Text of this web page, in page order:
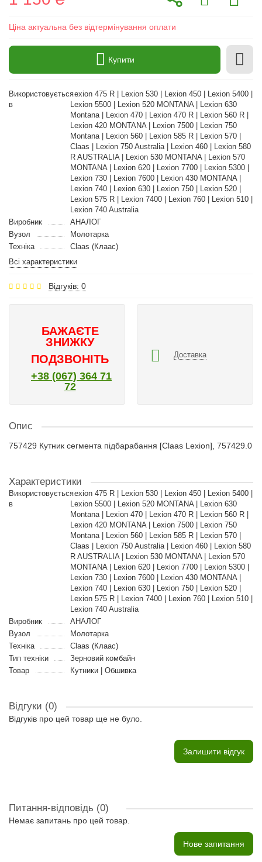
Ціна актуальна без відтермінування оплати
Купити
Використовується
в
Lexion 475 R | Lexion 530 | Lexion 450 | Lexion 5400 |
Lexion 5500 | Lexion 520 MONTANA | Lexion 630
Montana | Lexion 470 | Lexion 470 R | Lexion 560 R |
Lexion 420 MONTANA | Lexion 7500 | Lexion 750
Montana | Lexion 560 | Lexion 585 R | Lexion 570 |
Claas | Lexion 750 Australia | Lexion 460 | Lexion 580
R AUSTRALIA | Lexion 530 MONTANA | Lexion 570
MONTANA | Lexion 620 | Lexion 7700 | Lexion 5300 |
Lexion 730 | Lexion 7600 | Lexion 430 MONTANA |
Lexion 740 | Lexion 630 | Lexion 750 | Lexion 520 |
Lexion 575 R | Lexion 7400 | Lexion 760 | Lexion 510 |
Lexion 740 Australia
Виробник
АНАЛОГ
Вузол
Молотарка
Техніка
Claas (Клаас)
Всі характеристики
Відгуків: 0
БАЖАЄТЕ
ЗНИЖКУ
ПОДЗВОНІТЬ
+38 (067) 364 71
72
Доставка
Опис
757429 Кутник сегмента підбарабання [Claas Lexion], 757429.0
Характеристики
Використовується
в
Lexion 475 R | Lexion 530 | Lexion 450 | Lexion 5400 |
Lexion 5500 | Lexion 520 MONTANA | Lexion 630
Montana | Lexion 470 | Lexion 470 R | Lexion 560 R |
Lexion 420 MONTANA | Lexion 7500 | Lexion 750
Montana | Lexion 560 | Lexion 585 R | Lexion 570 |
Claas | Lexion 750 Australia | Lexion 460 | Lexion 580
R AUSTRALIA | Lexion 530 MONTANA | Lexion 570
MONTANA | Lexion 620 | Lexion 7700 | Lexion 5300 |
Lexion 730 | Lexion 7600 | Lexion 430 MONTANA |
Lexion 740 | Lexion 630 | Lexion 750 | Lexion 520 |
Lexion 575 R | Lexion 7400 | Lexion 760 | Lexion 510 |
Lexion 740 Australia
Виробник
АНАЛОГ
Вузол
Молотарка
Техніка
Claas (Клаас)
Тип техніки
Зерновий комбайн
Товар
Кутники | Обшивка
Відгуки (0)
Відгуків про цей товар ще не було.
Залишити відгук
Питання-відповідь (0)
Немає запитань про цей товар.
Нове запитання